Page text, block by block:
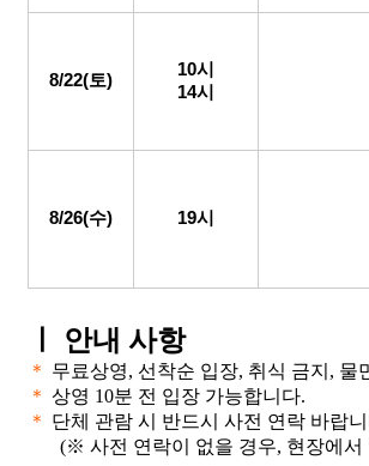
8/22(토)
10시
14시
8/26(수) 19시
안내 사항
＊ 무료상영, 선착순 입장, 취식 금지, 물
＊ 상영 10분 전 입장 가능합니다.
＊ 단체 관람 시 반드시 사전 연락 바랍
(※ 사전 연락이 없을 경우, 현장에서